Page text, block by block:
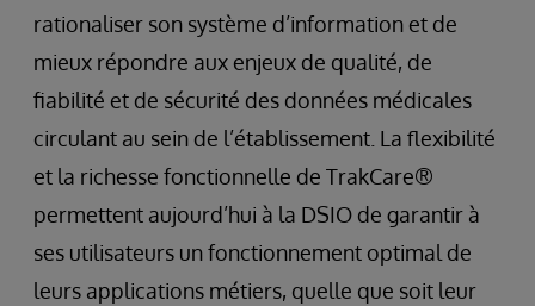
rationaliser son système d’information et de
mieux répondre aux enjeux de qualité, de
fiabilité et de sécurité des données médicales
circulant au sein de l’établissement. La flexibilité
et la richesse fonctionnelle de TrakCare®
permettent aujourd’hui à la DSIO de garantir à
ses utilisateurs un fonctionnement optimal de
leurs applications métiers, quelle que soit leur